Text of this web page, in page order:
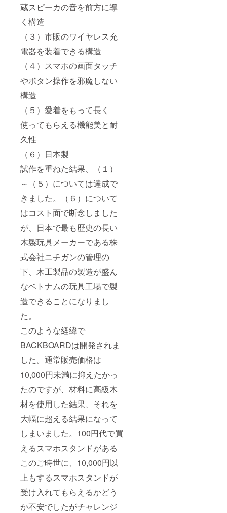
蔵スピーカの音を前方に導
く構造
（３）市販のワイヤレス充
電器を装着できる構造
（４）スマホの画面タッチ
やボタン操作を邪魔しない
構造
（５）愛着をもって長く
使ってもらえる機能美と耐
久性
（６）日本製
試作を重ねた結果、（１）
～（５）については達成で
きました。（６）について
はコスト面で断念しました
が、日本で最も歴史の長い
木製玩具メーカーである株
式会社ニチガンの管理の
下、木工製品の製造が盛ん
なベトナムの玩具工場で製
造できることになりまし
た。
このような経緯で
BACKBOARDは開発されま
した。通常販売価格は
10,000円未満に抑えたかっ
たのですが、材料に高級木
材を使用した結果、それを
大幅に超える結果になって
しまいました。100円代で買
えるスマホスタンドがある
このご時世に、10,000円以
上もするスマホスタンドが
受け入れてもらえるかどう
か不安でしたがチャレンジ